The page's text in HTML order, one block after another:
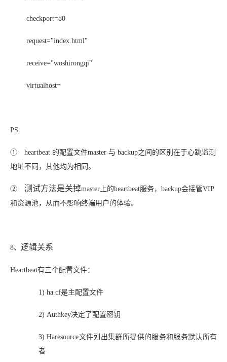
checkport=80
request="index.html"
receive="woshirongqi"
virtualhost=
PS:
① heartbeat 的配置文件master 与 backup之间的区别在于心跳监测
地址不同，其他均为相同。
② 测试方法是关掉master上的heartbeat服务，backup会接管VIP
和资源池，从而不影响终端用户的体验。
8、 逻辑关系
Heartbeat有三个配置文件：
1) ha.cf是主配置文件
2) Authkey决定了配置密钥
3)Haresource文件列出集群所提供的服务和服务默认所有
者